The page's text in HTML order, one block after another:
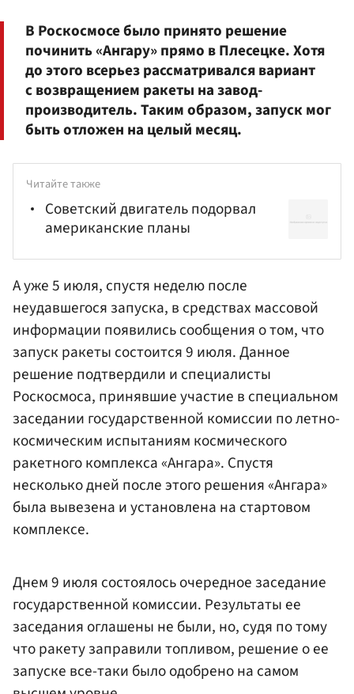
В Роскосмосе было принято решение
починить «Ангару» прямо в Плесецке. Хотя
до этого всерьез рассматривался вариант
с возвращением ракеты на завод-
производитель. Таким образом, запуск мог
быть отложен на целый месяц.
Читайте также
Советский двигатель подорвал
американские планы
А уже 5 июля, спустя неделю после
неудавшегося запуска, в средствах массовой
информации появились сообщения о том, что
запуск ракеты состоится 9 июля. Данное
решение подтвердили и специалисты
Роскосмоса, принявшие участие в специальном
заседании государственной комиссии по летно-
космическим испытаниям космического
ракетного комплекса «Ангара». Спустя
несколько дней после этого решения «Ангара»
была вывезена и установлена на стартовом
комплексе.
Днем 9 июля состоялось очередное заседание
государственной комиссии. Результаты ее
заседания оглашены не были, но, судя по тому
что ракету заправили топливом, решение о ее
запуске все-таки было одобрено на самом